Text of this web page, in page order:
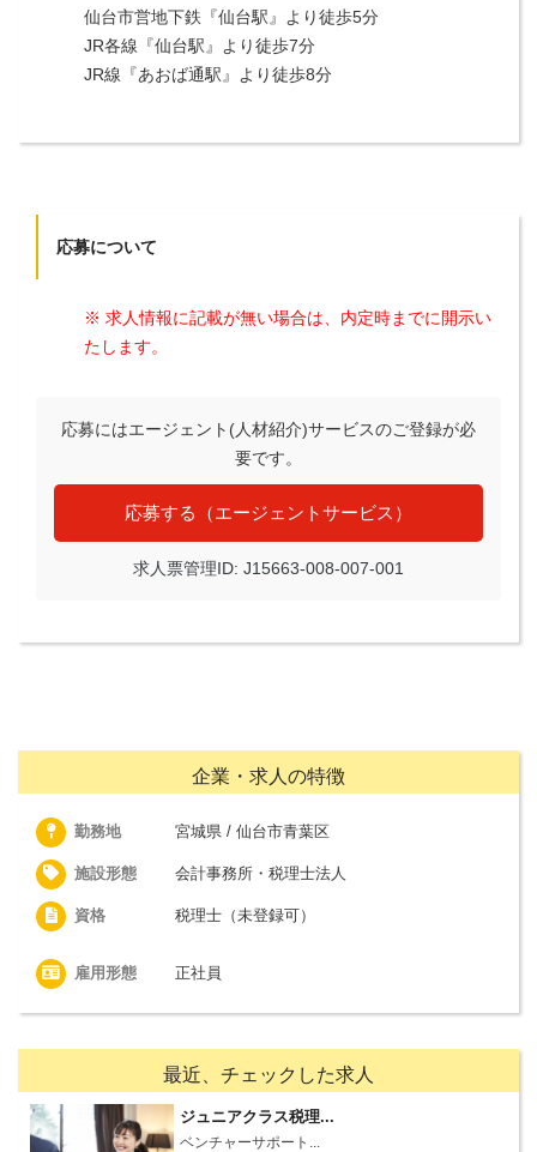
仙台市営地下鉄『仙台駅』より徒歩5分
JR各線『仙台駅』より徒歩7分
JR線『あおば通駅』より徒歩8分
応募について
※ 求人情報に記載が無い場合は、内定時までに開示い
たします。
応募にはエージェント(人材紹介)サービスのご登録が必
要です。
応募する（エージェントサービス）
求人票管理ID: J15663-008-007-001
企業・求人の特徴
勤務地 宮城県 / 仙台市青葉区
施設形態 会計事務所・税理士法人
資格 税理士（未登録可）
雇用形態 正社員
最近、チェックした求人
ジュニアクラス税理...
ベンチャーサポート...